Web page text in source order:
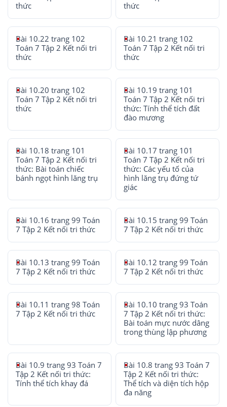
thức
thức
Bài 10.22 trang 102
Toán 7 Tập 2 Kết nối tri
thức
Bài 10.21 trang 102
Toán 7 Tập 2 Kết nối tri
thức
Bài 10.20 trang 102
Toán 7 Tập 2 Kết nối tri
thức
Bài 10.19 trang 101
Toán 7 Tập 2 Kết nối tri
thức: Tính thể tích đất
đào mương
Bài 10.18 trang 101
Toán 7 Tập 2 Kết nối tri
thức: Bài toán chiếc
bánh ngọt hình lăng trụ
Bài 10.17 trang 101
Toán 7 Tập 2 Kết nối tri
thức: Các yếu tố của
hình lăng trụ đứng tứ
giác
Bài 10.16 trang 99 Toán
7 Tập 2 Kết nối tri thức
Bài 10.15 trang 99 Toán
7 Tập 2 Kết nối tri thức
Bài 10.13 trang 99 Toán
7 Tập 2 Kết nối tri thức
Bài 10.12 trang 99 Toán
7 Tập 2 Kết nối tri thức
Bài 10.11 trang 98 Toán
7 Tập 2 Kết nối tri thức
Bài 10.10 trang 93 Toán
7 Tập 2 Kết nối tri thức:
Bài toán mực nước dâng
trong thùng lập phương
Bài 10.9 trang 93 Toán 7
Tập 2 Kết nối tri thức:
Tính thể tích khay đá
Bài 10.8 trang 93 Toán 7
Tập 2 Kết nối tri thức:
Thể tích và diện tích hộp
đa năng